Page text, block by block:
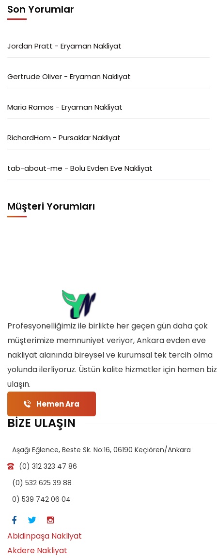
Son Yorumlar
Jordan Pratt - Eryaman Nakliyat
Gertrude Oliver - Eryaman Nakliyat
Maria Ramos - Eryaman Nakliyat
RichardHom - Pursaklar Nakliyat
tab-about-me - Bolu Evden Eve Nakliyat
Müşteri Yorumları
Profesyonelliğimiz ile birlikte her geçen gün daha çok
müşterimize memnuniyet veriyor, Ankara evden eve
nakliyat alanında bireysel ve kurumsal tek tercih olma
yolunda ilerliyoruz. Üstün kalite hizmetler için hemen
ulaşın.
Hemen Ara
BİZE ULAŞIN
Aşağı Eğlence, Beste Sk. No:16, 06190 Keçiören/Ankara
(0) 312 323 47 86
(0) 532 625 39 88
0) 539 742 06 04
Abidinpaşa Nakliyat
Akdere Nakliyat